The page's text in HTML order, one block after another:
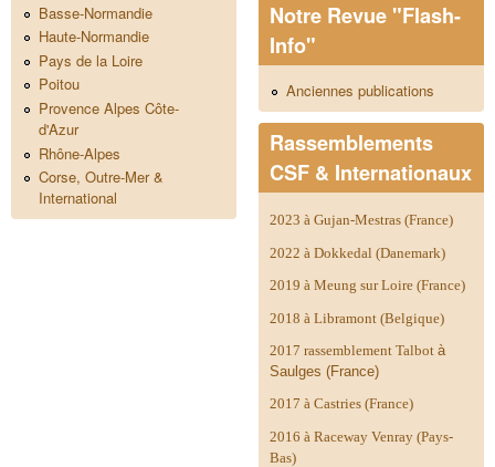
Basse-Normandie
Haute-Normandie
Pays de la Loire
Poitou
Provence Alpes Côte-
d'Azur
Rhône-Alpes
Corse, Outre-Mer &
International
Notre Revue "Flash-
Info"
Anciennes publications
Rassemblements
CSF & Internationaux
2023 à Gujan-Mestras (France)
2022 à Dokkedal (Danemark)
2019 à Meung sur Loire (France)
2018 à Libramont (Belgique)
2017 rassemblement Talbot à
Saulges (France)
2017 à Castries (France)
2016 à Raceway Venray (Pays-
Bas)